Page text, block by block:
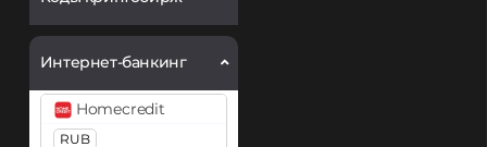
Cosmos (ATOM)
DASH
Dogecoin (DOGE)
Интернет-банкинг
Homecredit
RUB